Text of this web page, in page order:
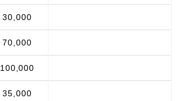
30,000
70,000
100,000
35,000